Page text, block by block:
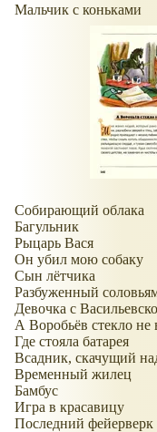
Мальчик с коньками
Собирающий облака
Багульник
Рыцарь Вася
Он убил мою собаку
Сын лётчика
Разбуженный
Девочка с
А Воробьёв стекло не
Где стояла батарея
Всадник, скачущий
Временный жилец
Бамбус
Игра в красавицу
Последний фейерверк